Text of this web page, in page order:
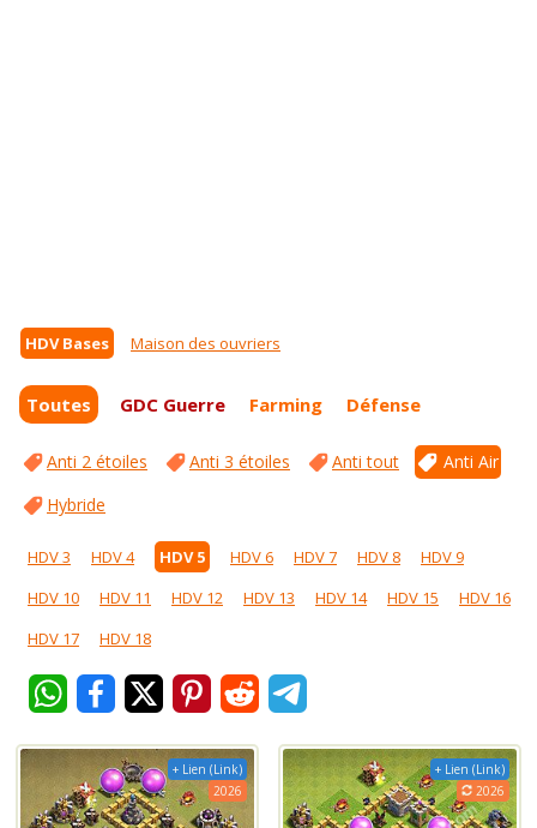
HDV Bases Maison des ouvriers
Toutes GDC Guerre Farming Défense
Anti 2 étoiles Anti 3 étoiles Anti tout
Anti Air
Hybride
HDV 3 HDV 4 HDV 5 HDV 6 HDV 7 HDV 8
HDV 9
HDV 10
HDV 11 HDV 12 HDV 13 HDV 14 HDV 15
HDV 16
HDV 17
HDV 18
+ Lien (Link)
2026
+ Lien (Link)
2026